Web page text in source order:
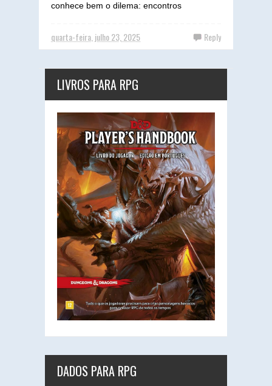
conhece bem o dilema: encontros
quarta-feira, julho 23, 2025 Reply
LIVROS PARA RPG
DADOS PARA RPG